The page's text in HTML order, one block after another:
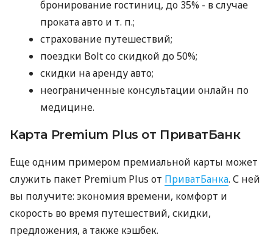
бронирование гостиниц, до 35% - в случае
проката авто и т. п.;
страхование путешествий;
поездки Bolt со скидкой до 50%;
скидки на аренду авто;
неограниченные консультации онлайн по
медицине.
Карта Premium Plus от ПриватБанк
Еще одним примером премиальной карты может
служить пакет Premium Plus от ПриватБанка. С ней
вы получите: экономия времени, комфорт и
скорость во время путешествий, скидки,
предложения, а также кэшбек.